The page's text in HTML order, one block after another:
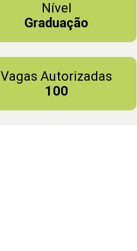
Nível
Graduação
Vagas Autorizadas
100